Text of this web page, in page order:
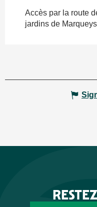
Accès par la route
jardins de